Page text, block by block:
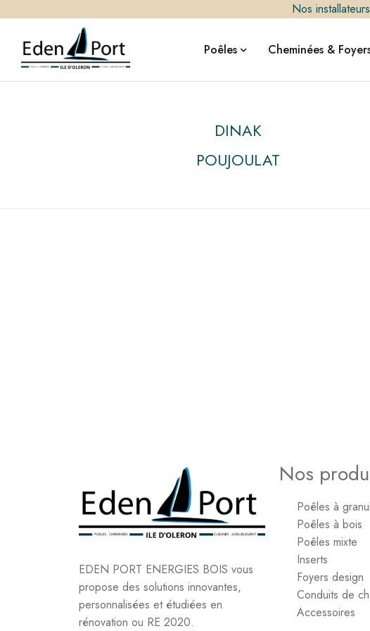
Nos installateurs
Poêles Cheminées &
DINAK
POUJOULAT
EDEN PORT ENERGIES BOIS vous
propose des solutions innovantes,
personnalisées et étudiées en
rénovation ou RE 2020.
Nos
Poêles à
Poêles à bois
Poêles mixte
Inserts
Foyers design
Conduits de
Accessoires